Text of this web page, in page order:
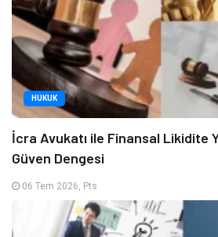
HUKUK
İcra Avukatı ile Finansal Likidite
Güven Dengesi
06 Tem 2026, Pts